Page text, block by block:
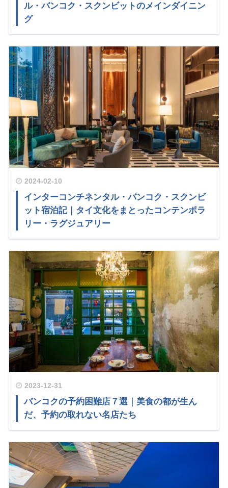
ル・バンコク・スクンビットのメインダイニン
グ
2024-02-10
インターコンチネンタル・バンコク・スクンビ
ット宿泊記｜タイ文化をまとったコンテンポラ
リー・ラグジュアリー
2023-12-31
バンコクの予約困難店７選｜美食の都が生ん
だ、予約の取れない名店たち